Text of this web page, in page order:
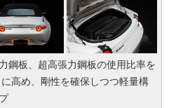
鋼板、超高張力鋼板の使用比率を
高め、剛性を確保しつつ軽量構